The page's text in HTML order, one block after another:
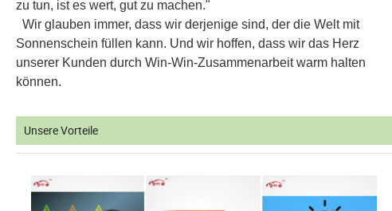
zu tun, ist es wert, gut zu machen."
Wir glauben immer, dass wir derjenige sind, der die Welt mit
Sonnenschein füllen kann. Und wir hoffen, dass wir das Herz
unserer Kunden durch Win-Win-Zusammenarbeit warm halten
können.
Unsere Vorteile